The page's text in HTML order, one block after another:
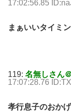
17:02:56.85
まぁいいタイミ
119: 名無しさん
17:07:28.76
孝行息子のおか